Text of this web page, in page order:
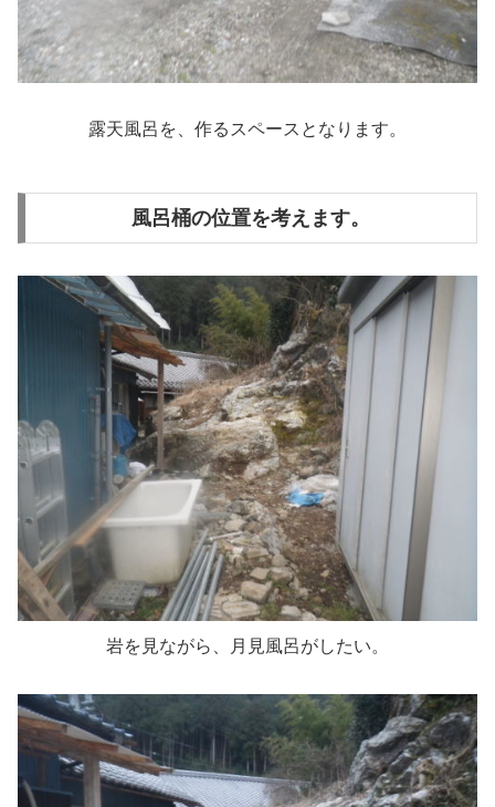
露天風呂を、作るスペースとなります。
風呂桶の位置を考えます。
岩を見ながら、月見風呂がしたい。